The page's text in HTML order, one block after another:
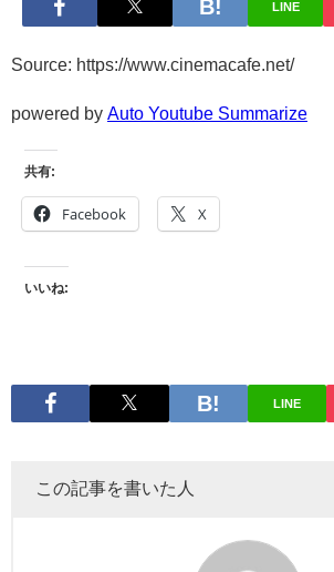
LINE
Source: https://www.cinemacafe.net/
powered by Auto Youtube Summarize
共有:
Facebook X
いいね:
LINE
この記事を書いた人